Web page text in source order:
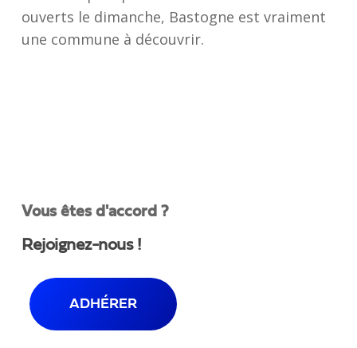
ouverts le dimanche, Bastogne est vraiment
une commune à découvrir.
Vous êtes d'accord ?
Rejoignez-nous !
ADHÉRER